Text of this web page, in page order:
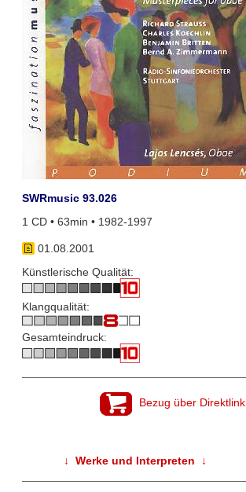
SWRmusic 93.026
1 CD • 63min • 1982-1997
01.08.2001
Künstlerische Qualität:
Klangqualität:
Gesamteindruck:
Bezug über Direktlink
↓ Werke und Interpreten ↓